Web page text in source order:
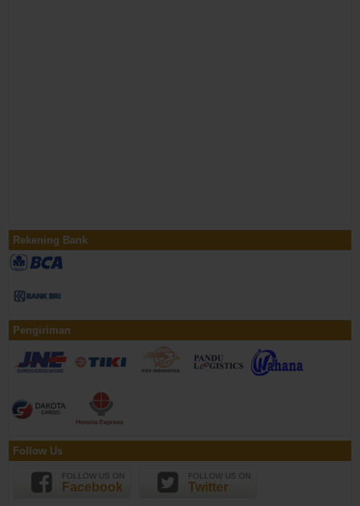
Rekening Bank
Pengiriman
Follow Us
FOLLOW US ON
Facebook
FOLLOW US ON
Twitter